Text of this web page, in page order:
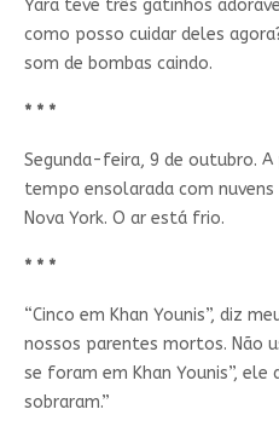
Yara teve três gatinhos
como posso cuidar deles
som de bombas caindo.
* * *
Segunda-feira, 9 de outubro. A
tempo ensolarada com nuvens
Nova York. O ar está frio.
* * *
“Cinco em Khan Younis”, diz
nossos parentes mortos. Não
se foram em Khan Younis”, ele
sobraram.”